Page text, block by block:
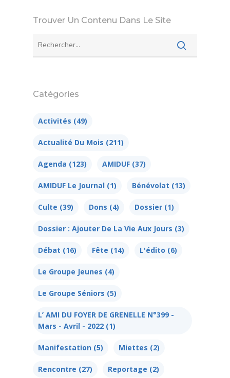
Trouver Un Contenu Dans Le Site
Catégories
Activités (49)
Actualité Du Mois (211)
Agenda (123) AMIDUF (37)
AMIDUF Le Journal (1) Bénévolat (13)
Culte (39) Dons (4) Dossier (1)
Dossier : Ajouter De La Vie Aux Jours (3)
Débat (16) Fête (14) L'édito (6)
Le Groupe Jeunes (4)
Le Groupe Séniors (5)
L’ AMI DU FOYER DE GRENELLE N°399 -
Mars - Avril - 2022 (1)
Manifestation (5) Miettes (2)
Rencontre (27) Reportage (2)
17 rue de l’Avre
PARIS -
Activités
Blog